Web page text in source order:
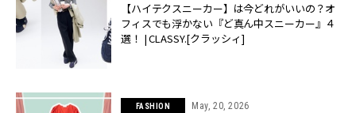
【ハイテクスニーカー】は今どれがいいの？オ
フィスでも浮かない『ど真ん中スニーカー』４
選！ | CLASSY.[クラッシィ]
FASHION May, 20, 2026